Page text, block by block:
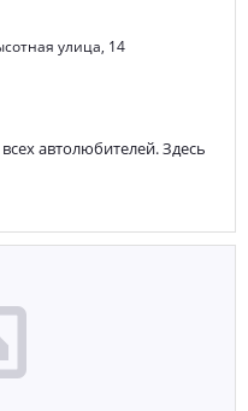
улица, 14
автолюбителей. Здесь